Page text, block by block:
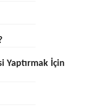
Yaptırmak İçin